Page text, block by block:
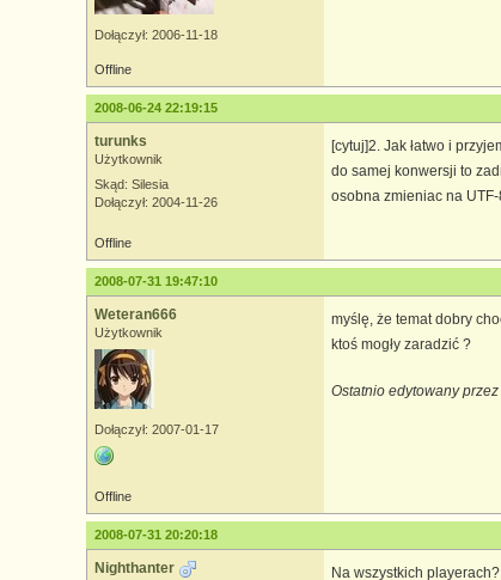
Dołączył: 2006-11-18
Offline
2008-06-24 22:19:15
turunks
Użytkownik
Skąd: Silesia
Dołączył: 2004-11-26
[cytuj]2. Jak łatwo i
do samej konwersji to
osobna zmieniac na
Offline
2008-07-31 19:47:10
Weteran666
Użytkownik
Dołączył: 2007-01-17
myślę, że temat dobry
ktoś mogły zaradzić ?
Ostatnio edytowany
Offline
2008-07-31 20:20:18
Nighthanter
Na wszystkich